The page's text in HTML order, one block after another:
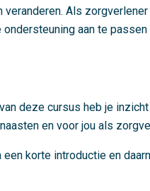
veranderen. Als
ondersteuning aan te
deze cursus heb je
en voor jou als
een korte introductie en